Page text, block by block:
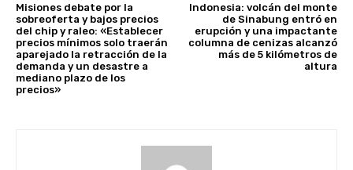
Misiones debate por la
sobreoferta y bajos precios
del chip y raleo: «Establecer
precios mínimos solo traerán
aparejado la retracción de la
demanda y un desastre a
mediano plazo de los
precios»
Indonesia: volcán del monte
de Sinabung entró en
erupción y una impactante
columna de cenizas alcanzó
más de 5 kilómetros de
altura